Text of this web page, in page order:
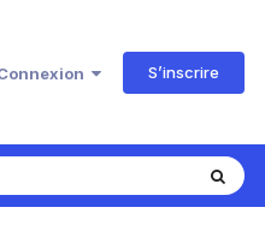
S’inscrire